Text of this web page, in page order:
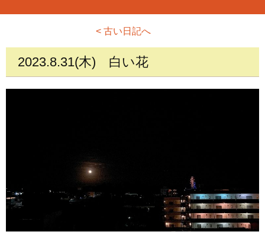
< 古い日記へ
2023.8.31(木) 白い花